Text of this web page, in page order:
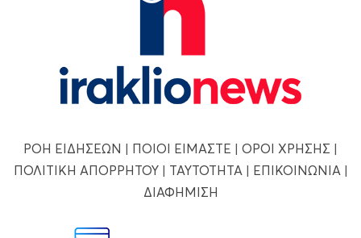
ΡΟΗ ΕΙΔΗΣΕΩΝ | ΠΟΙΟΙ ΕΙΜΑΣΤΕ | ΟΡΟΙ ΧΡΗΣΗΣ |
ΠΟΛΙΤΙΚΗ ΑΠΟΡΡΗΤΟΥ| ΤΑΥΤΟΤΗΤΑ | ΕΠΙΚΟΙΝΩΝΙΑ |
ΔΙΑΦΗΜΙΣΗ